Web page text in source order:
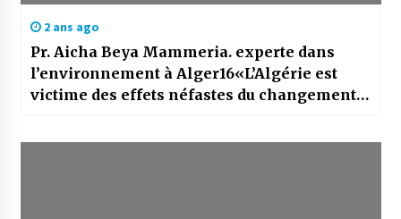
2 ans ago
Pr. Aicha Beya Mammeria. experte dans
l’environnement à Alger16«L’Algérie est
victime des effets néfastes du changement